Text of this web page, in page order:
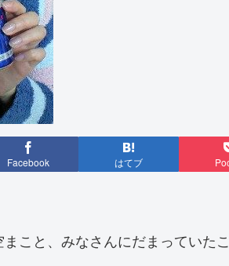
Facebook はてブ
まこと、みなさんにだまっていた